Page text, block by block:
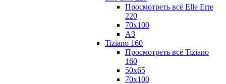
Просмотреть всё Elle Erre
220
70х100
А3
Tiziano 160
Просмотреть всё Tiziano
160
50х65
70х100